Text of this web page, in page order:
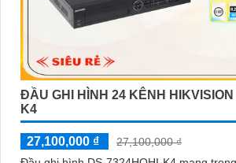
ĐẦU GHI HÌNH 24 KÊNH
K4
27,100,000 ₫
27,100,000 ₫